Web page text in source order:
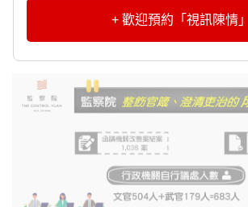
+ 歡迎預約「視訊陳情」